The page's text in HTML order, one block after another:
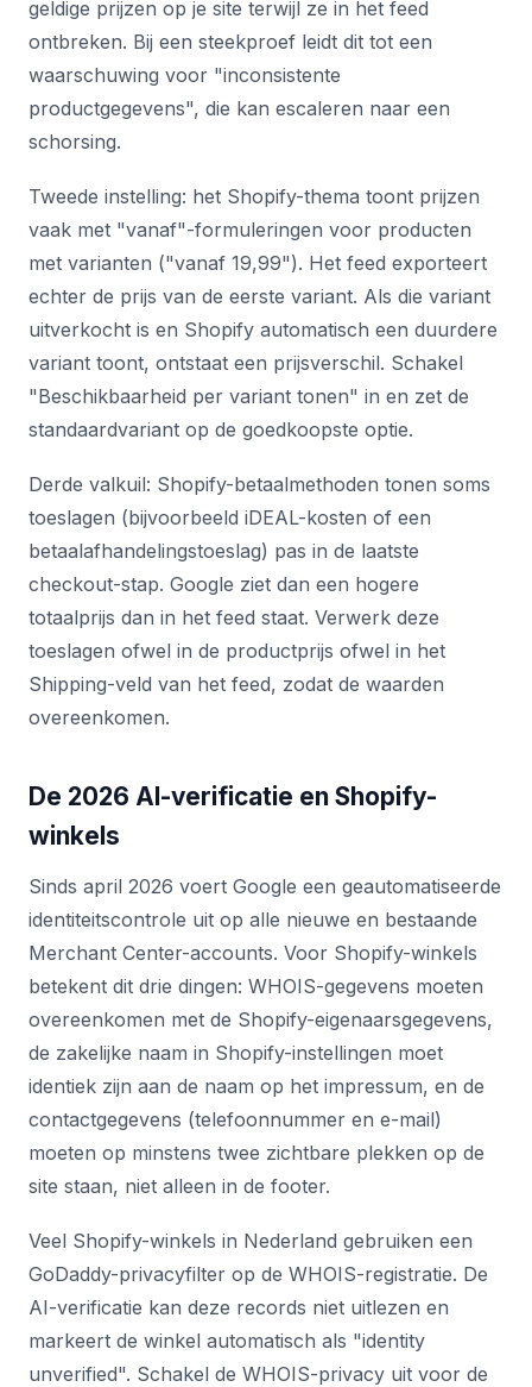
geldige prijzen op je site terwijl ze in het feed
ontbreken. Bij een steekproef leidt dit tot een
waarschuwing voor "inconsistente
productgegevens", die kan escaleren naar een
schorsing.
Tweede instelling: het Shopify-thema toont prijzen
vaak met "vanaf"-formuleringen voor producten
met varianten ("vanaf 19,99"). Het feed exporteert
echter de prijs van de eerste variant. Als die variant
uitverkocht is en Shopify automatisch een duurdere
variant toont, ontstaat een prijsverschil. Schakel
"Beschikbaarheid per variant tonen" in en zet de
standaardvariant op de goedkoopste optie.
Derde valkuil: Shopify-betaalmethoden tonen soms
toeslagen (bijvoorbeeld iDEAL-kosten of een
betaalafhandelingstoeslag) pas in de laatste
checkout-stap. Google ziet dan een hogere
totaalprijs dan in het feed staat. Verwerk deze
toeslagen ofwel in de productprijs ofwel in het
Shipping-veld van het feed, zodat de waarden
overeenkomen.
De 2026 AI-verificatie en Shopify-
winkels
Sinds april 2026 voert Google een geautomatiseerde
identiteitscontrole uit op alle nieuwe en bestaande
Merchant Center-accounts. Voor Shopify-winkels
betekent dit drie dingen: WHOIS-gegevens moeten
overeenkomen met de Shopify-eigenaarsgegevens,
de zakelijke naam in Shopify-instellingen moet
identiek zijn aan de naam op het impressum, en de
contactgegevens (telefoonnummer en e-mail)
moeten op minstens twee zichtbare plekken op de
site staan, niet alleen in de footer.
Veel Shopify-winkels in Nederland gebruiken een
GoDaddy-privacyfilter op de WHOIS-registratie. De
AI-verificatie kan deze records niet uitlezen en
markeert de winkel automatisch als "identity
unverified". Schakel de WHOIS-privacy uit voor de